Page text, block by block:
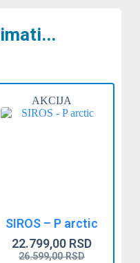
AKCIJA
SIROS – P arctic
26.599,00RSD
22.799,00 RSD